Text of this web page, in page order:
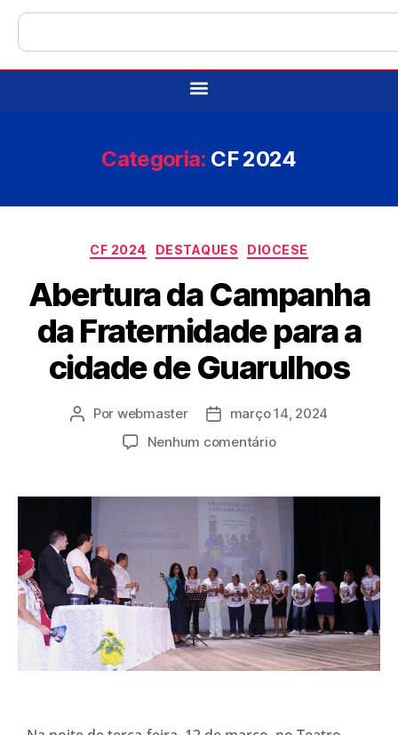
Categoria: CF 2024
CF 2024 DESTAQUES DIOCESE
Abertura da Campanha
da Fraternidade para a
cidade de Guarulhos
Por webmaster
março 14, 2024
Nenhum comentário